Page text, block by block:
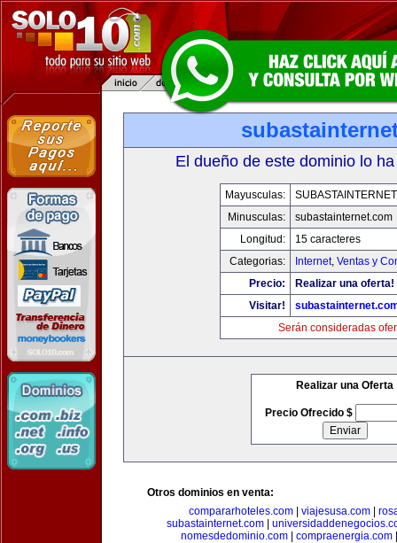
El dueño de este dominio lo
Mayusculas:
Minusculas:
subastainternet.com
Longitud:
15 caracteres
Categorias:
Internet, Ventas y
Precio:
Realizar una oferta!
Visitar!
Serán consideradas
Realizar una Oferta
Precio Ofrecido $
Otros dominios en venta:
compararhoteles.com| viajesusa.com|
subastainternet.com|
nomesdedominio.com| compraenergia.com